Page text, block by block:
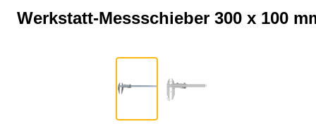
Werkstatt-Messschieber 300 x 100
Bildergalerie überspringen